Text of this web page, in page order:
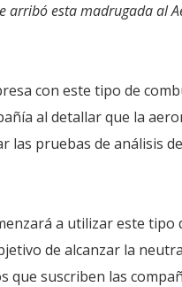
arribó esta madrugada al
con este tipo de
al detallar que la
las pruebas de análisis
a utilizar este tipo
de alcanzar la
que suscriben las